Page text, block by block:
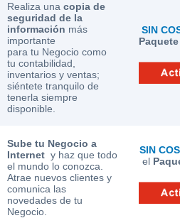
Realiza una copia de
seguridad de la
información más
importante
para tu Negocio como
tu contabilidad,
inventarios y ventas;
siéntete tranquilo de
tenerla siempre
disponible.
SIN
Sube tu Negocio a
Internet y haz que todo
el mundo lo conozca.
Atrae nuevos clientes y
comunica las
novedades de tu
Negocio.
SIN
el